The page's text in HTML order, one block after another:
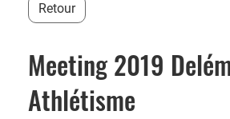
Retour
Meeting 2019
Athlétisme